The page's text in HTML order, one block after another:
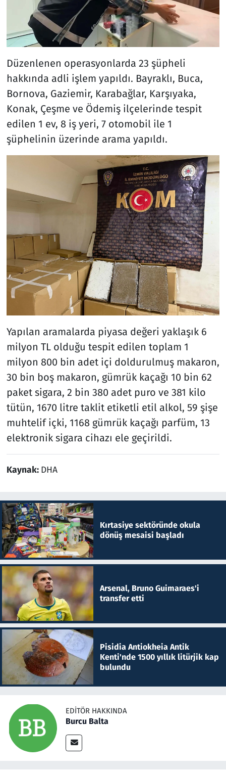
Düzenlenen operasyonlarda 23 şüpheli
hakkında adli işlem yapıldı. Bayraklı, Buca,
Bornova, Gaziemir, Karabağlar, Karşıyaka,
Konak, Çeşme ve Ödemiş ilçelerinde tespit
edilen 1 ev, 8 iş yeri, 7 otomobil ile 1
şüphelinin üzerinde arama yapıldı.
Yapılan aramalarda piyasa değeri yaklaşık 6
milyon TL olduğu tespit edilen toplam 1
milyon 800 bin adet içi doldurulmuş makaron,
30 bin boş makaron, gümrük kaçağı 10 bin 62
paket sigara, 2 bin 380 adet puro ve 381 kilo
tütün, 1670 litre taklit etiketli etil alkol, 59 şişe
muhtelif içki, 1168 gümrük kaçağı parfüm, 13
elektronik sigara cihazı ele geçirildi.
Kaynak: DHA
Kırtasiye sektöründe okula
dönüş mesaisi başladı
Arsenal, Bruno Guimaraes'i
transfer etti
Pisidia Antiokheia Antik
Kenti'nde 1500 yıllık litürjik kap
bulundu
EDITÖR HAKKINDA
Burcu Balta